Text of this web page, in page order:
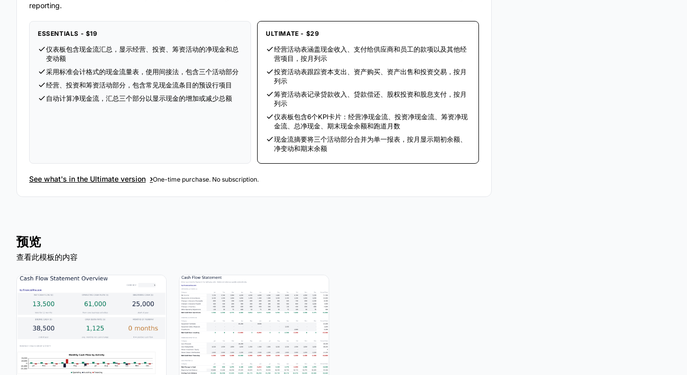
reporting.
ESSENTIALS - $19
仪表板包含现金流汇总，显示经营、投资、筹资活动的净现金和总
变动额
采用标准会计格式的现金流量表，使用间接法，包含三个活动部分
经营、投资和筹资活动部分，包含常见现金流条目的预设行项目
自动计算净现金流，汇总三个部分以显示现金的增加或减少总额
ULTIMATE - $29
经营活动表涵盖现金收入、支付给供应商和员工的款项以及其他经
营项目，按月列示
投资活动表跟踪资本支出、资产购买、资产出售和投资交易，按月
列示
筹资活动表记录贷款收入、贷款偿还、股权投资和股息支付，按月
列示
仪表板包含6个KPI卡片：经营净现金流、投资净现金流、筹资净现
金流、总净现金、期末现金余额和跑道月数
现金流摘要将三个活动部分合并为单一报表，按月显示期初余额、
净变动和期末余额
See what's in the Ultimate version ›One-time purchase. No subscription.
预览
查看此模板的内容